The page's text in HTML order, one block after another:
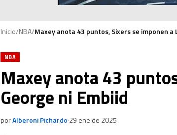
Inicio/NBA/Maxey anota 43 puntos, Sixers se imponen a
NBA
Maxey anota 43
George ni Embiid
porAlberoni Pichardo·29 ene de 2025